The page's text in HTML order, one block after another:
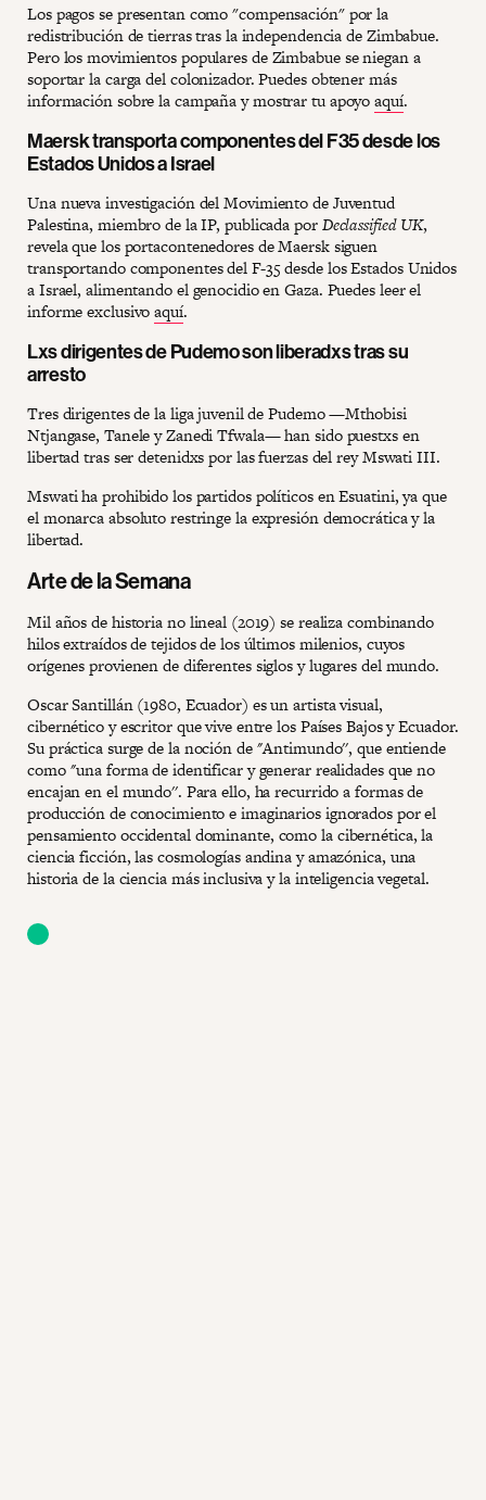
Los pagos se presentan como "compensación" por la
redistribución de tierras tras la independencia de Zimbabue.
Pero los movimientos populares de Zimbabue se niegan a
soportar la carga del colonizador. Puedes obtener más
información sobre la campaña y mostrar tu apoyoaquí.
Maersk transporta componentes del F35 desde los
Estados Unidos a Israel
Una nueva investigación del Movimiento de Juventud
Palestina, miembro de la IP, publicada porDeclassified UK,
revela que los portacontenedores de Maersk siguen
transportando componentes del F-35 desde los Estados Unidos
a Israel, alimentando el genocidio en Gaza. Puedes leer el
informe exclusivoaquí.
Lxs dirigentes de Pudemo son liberadxs tras su
arresto
Tres dirigentes de la liga juvenil de Pudemo —Mthobisi
Ntjangase, Tanele y Zanedi Tfwala— han sido puestxs en
libertad tras ser detenidxs por las fuerzas del rey Mswati III.
Mswati ha prohibido los partidos políticos en Esuatini, ya que
el monarca absoluto restringe la expresión democrática y la
libertad.
Arte de la Semana
Mil años de historia no lineal (2019) se realiza combinando
hilos extraídos de tejidos de los últimos milenios, cuyos
orígenes provienen de diferentes siglos y lugares del mundo.
Oscar Santillán (1980, Ecuador) es un artista visual,
cibernético y escritor que vive entre los Países Bajos y Ecuador.
Su práctica surge de la noción de ''Antimundo'', que entiende
como ''una forma de identificar y generar realidades que no
encajan en el mundo''. Para ello, ha recurrido a formas de
producción de conocimiento e imaginarios ignorados por el
pensamiento occidental dominante, como la cibernética, la
ciencia ficción, las cosmologías andina y amazónica, una
historia de la ciencia más inclusiva y la inteligencia vegetal.